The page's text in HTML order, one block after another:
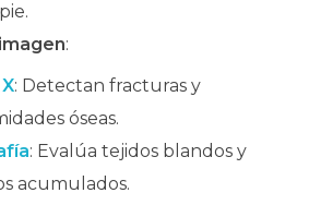
:
: Detectan fracturas y
óseas.
: Evalúa tejidos blandos y
acumulados.